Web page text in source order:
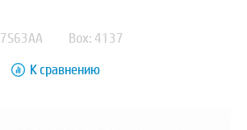
Box: 4137
К сравнению